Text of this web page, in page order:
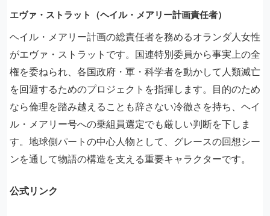
エヴァ・ストラット（ヘイル・メアリー計画責任者）
ヘイル・メアリー計画の総責任者を務めるオランダ人女性
がエヴァ・ストラットです。国連特別委員から事実上の全
権を委ねられ、各国政府・軍・科学者を動かして人類滅亡
を回避するためのプロジェクトを指揮します。目的のため
なら倫理を踏み越えることも辞さない冷徹さを持ち、ヘイ
ル・メアリー号への乗組員選定でも厳しい判断を下しま
す。地球側パートの中心人物として、グレースの回想シー
ンを通して物語の構造を支える重要キャラクターです。
公式リンク